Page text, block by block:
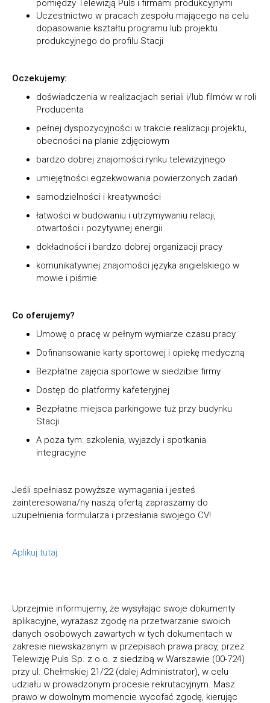
pomiędzy Telewizją Puls i firmami produkcyjnymi
Uczestnictwo w pracach zespołu mającego na celu
dopasowanie kształtu programu lub projektu
produkcyjnego do profilu Stacji
Oczekujemy:
doświadczenia w realizacjach seriali i/lub filmów w roli
Producenta
pełnej dyspozycyjności w trakcie realizacji projektu,
obecności na planie zdjęciowym
bardzo dobrej znajomości rynku telewizyjnego
umiejętności egzekwowania powierzonych zadań
samodzielności i kreatywności
łatwości w budowaniu i utrzymywaniu relacji,
otwartości i pozytywnej energii
dokładności i bardzo dobrej organizacji pracy
komunikatywnej znajomości języka angielskiego w
mowie i piśmie
Co oferujemy?
Umowę o pracę w pełnym wymiarze czasu pracy
Dofinansowanie karty sportowej i opiekę medyczną
Bezpłatne zajęcia sportowe w siedzibie firmy
Dostęp do platformy kafeteryjnej
Bezpłatne miejsca parkingowe tuż przy budynku
Stacji
A poza tym: szkolenia, wyjazdy i spotkania
integracyjne
Jeśli spełniasz powyższe wymagania i jesteś
zainteresowana/ny naszą ofertą zapraszamy do
uzupełnienia formularza i przesłania swojego CV!
Aplikuj tutaj.
Uprzejmie informujemy, że wysyłając swoje dokumenty
aplikacyjne, wyrażasz zgodę na przetwarzanie swoich
danych osobowych zawartych w tych dokumentach w
zakresie niewskazanym w przepisach prawa pracy, przez
Telewizję Puls Sp. z o.o. z siedzibą w Warszawie (00-724)
przy ul. Chełmskiej 21/22 (dalej Administrator), w celu
udziału w prowadzonym procesie rekrutacyjnym. Masz
prawo w dowolnym momencie wycofać zgodę, kierując